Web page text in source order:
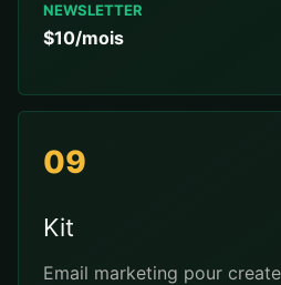
NEWSLETTER
$10/mois
09
Kit
Email marketing pour